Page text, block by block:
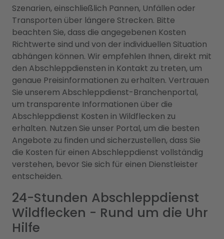
Szenarien, einschließlich Pannen, Unfällen oder
Transporten über längere Strecken. Bitte
beachten Sie, dass die angegebenen Kosten
Richtwerte sind und von der individuellen Situation
abhängen können. Wir empfehlen Ihnen, direkt mit
den Abschleppdiensten in Kontakt zu treten, um
genaue Preisinformationen zu erhalten. Vertrauen
Sie unserem Abschleppdienst-Branchenportal,
um transparente Informationen über die
Abschleppdienst Kosten in Wildflecken zu
erhalten. Nutzen Sie unser Portal, um die besten
Angebote zu finden und sicherzustellen, dass Sie
die Kosten für einen Abschleppdienst vollständig
verstehen, bevor Sie sich für einen Dienstleister
entscheiden.
24-Stunden Abschleppdienst
Wildflecken - Rund um die Uhr
Hilfe